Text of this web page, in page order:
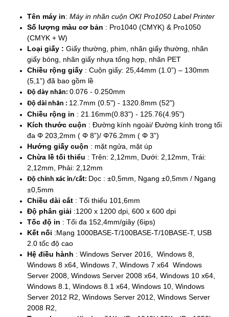
Tên máy in: Máy in nhãn cuộn OKI Pro1050 Label Printer
Số lượng màu cơ bản : Pro1040 (CMYK) & Pro1050
(CMYK + W)
Loại giấy : Giấy thường, phim, nhãn giấy thường, nhãn
giấy bóng, nhãn giấy nhựa tổng hợp, nhãn PET
Chiều rộng giấy : Cuộn giấy: 25,44mm (1.0”) – 130mm
(5,1”) đã bao gồm lề
Độ dày nhãn: 0.076 - 0.250mm
Độ dài nhãn : 12.7mm (0.5") - 1320.8mm (52")
Chiều rộng in : 21.16mm(0.83") - 125.76(4.95")
Kích thước cuộn : Đường kính ngoài/ Đường kính trong tối
đa Φ 203,2mm ( Φ 8”)/ Φ76.2mm ( Φ 3”)
Hướng giấy cuộn : mặt ngửa, mặt úp
Chừa lề tối thiểu : Trên: 2,12mm, Dưới: 2,12mm, Trái:
2,12mm, Phải: 2,12mm
Độ chính xác in/cắt: Dọc : ±0,5mm, Ngang ±0,5mm / Ngang
±0,5mm
Chiều dài cắt : Tối thiểu 101,6mm
Độ phân giải :1200 x 1200 dpi, 600 x 600 dpi
Tốc độ in : Tối đa 152,4mm/giây (6ips)
Kết nối :Mạng 1000BASE-T/100BASE-T/10BASE-T, USB
2.0 tốc độ cao
Hệ điều hành : Windows Server 2016, Windows 8,
Windows 8 x64, Windows 7, Windows 7 x64 Windows
Server 2008, Windows Server 2008 x64, Windows 10 x64,
Windows 8.1, Windows 8.1 x64, Windows 10, Windows
Server 2012 R2, Windows Server 2012, Windows Server
2008 R2,